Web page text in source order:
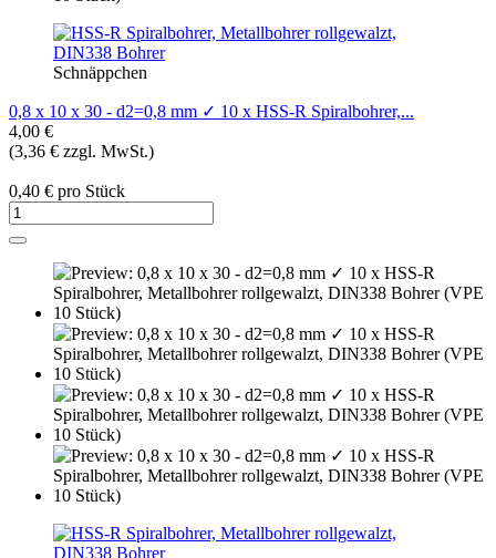
Schnäppchen
0,8 x 10 x 30 - d2=0,8 mm ✓ 10 x HSS-R Spiralbohrer,...
4,00 €
(3,36 € zzgl. MwSt.)
0,40 € pro Stück